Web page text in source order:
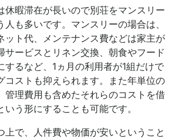
休暇滞在が長いので別荘をマンスリー
人も多いです。マンスリーの場合は、
ット代、メンテナンス費などは家主が
サービスとリネン交換、朝食やフード
するなど、1ヵ月の利用者が1組だけで
コストも抑えられます。また年単位の
管理費用も含めたそれらのコストを借
う形にすることも可能です。
上で、人件費や物価が安いということ